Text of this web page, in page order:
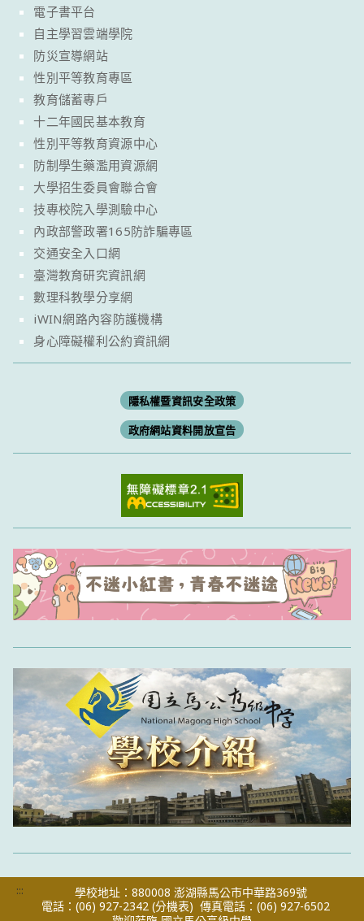
電子書平台
自主學習雲端學院
防災宣導網站
性別平等教育專區
教育儲蓄專戶
十二年國民基本教育
性別平等教育資源中心
防制學生藥濫用資源網
大學招生委員會聯合會
技專校院入學測驗中心
內政部警政署165防詐騙專區
交通安全入口網
臺灣教育研究資訊網
數理科教學分享網
iWIN網路內容防護機構
身心障礙權利公約資訊網
隱私權暨資訊安全政策
政府網站資料開放宣告
:::
學校地址：880008 澎湖縣馬公市中華路369號
電話：(06) 927-2342 (分機表) 傳真電話：(06) 927-6502